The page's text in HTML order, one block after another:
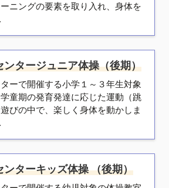
ニングの要素を取り入れ、身体を
ンタージュニア体操（後期）
ーで開催する小学１～３年生対象
童期の発育発達に応じた運動（跳
びの中で、楽しく身体を動かしま
ンターキッズ体操 （後期）